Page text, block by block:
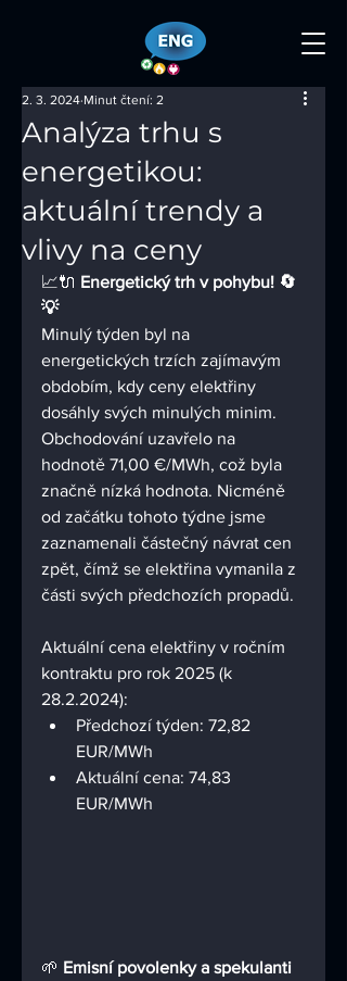
Analýza trhu s
energetikou:
aktuální trendy a
vlivy na ceny
2. 3. 2024 Minut čtení: 2
📈🔌 Energetický trh v pohybu! 🔄
💡
Minulý týden byl na
energetických trzích zajímavým
obdobím, kdy ceny elektřiny
dosáhly svých minulých minim.
Obchodování uzavřelo na
hodnotě 71,00 €/MWh, což byla
značně nízká hodnota. Nicméně
od začátku tohoto týdne jsme
zaznamenali částečný návrat cen
zpět, čímž se elektřina vymanila z
části svých předchozích propadů.
Aktuální cena elektřiny v ročním
kontraktu pro rok 2025 (k
28.2.2024):
Předchozí týden: 72,82
EUR/MWh
Aktuální cena: 74,83
EUR/MWh
🌱 Emisní povolenky a spekulanti